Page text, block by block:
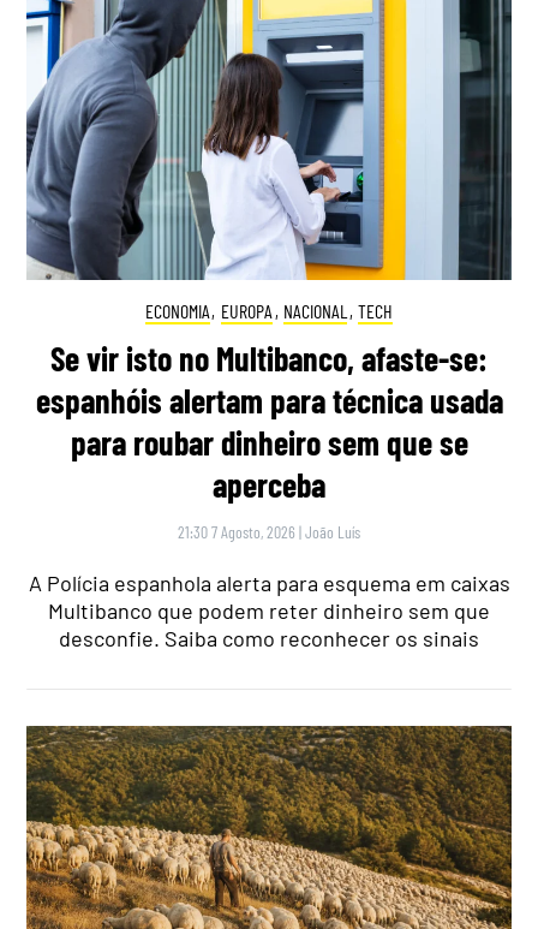
ECONOMIA, EUROPA , NACIONAL , TECH
Se vir isto no Multibanco, afaste-se:
espanhóis alertam para técnica usada
para roubar dinheiro sem que se
aperceba
21:30 7 Agosto, 2026 |João Luís
A Polícia espanhola alerta para esquema em caixas
Multibanco que podem reter dinheiro sem que
desconfie. Saiba como reconhecer os sinais